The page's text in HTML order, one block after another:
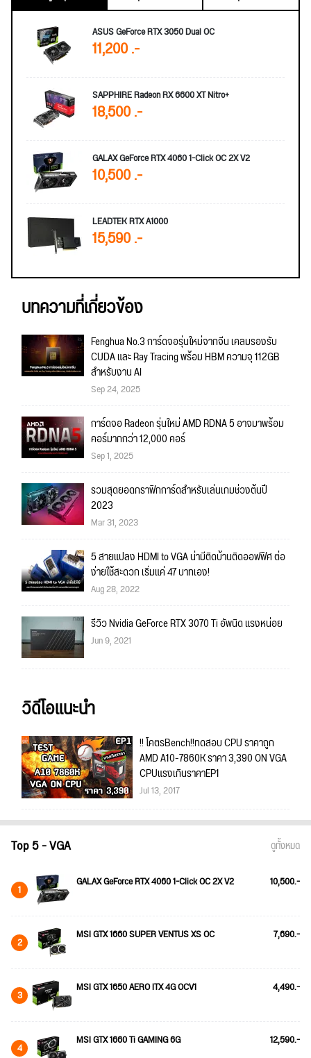
ASUS GeForce RTX 3050 Dual OC
11,200 .-
SAPPHIRE Radeon RX 6600 XT Nitro+
18,500 .-
GALAX GeForce RTX 4060 1-Click OC 2X V2
10,500 .-
LEADTEK RTX A1000
15,590 .-
บทความที่เกี่ยวข้อง
Fenghua No.3 การ์ดจอรุ่นใหม่จากจีน เคลมรองรับ
CUDA และ Ray Tracing พร้อม HBM ความจุ 112GB
สำหรับงาน AI
Sep 24, 2025
การ์ดจอ Radeon รุ่นใหม่ AMD RDNA 5 อาจมาพร้อม
คอร์มากกว่า 12,000 คอร์
Sep 1, 2025
รวมสุดยอดกราฟิกการ์ดสำหรับเล่นเกมช่วงต้นปี
2023
Mar 31, 2023
5 สายแปลง HDMI to VGA น่ามีติดบ้านติดออฟฟิศ ต่อ
ง่ายใช้สะดวก เริ่มแค่ 47 บาทเอง!
Aug 28, 2022
รีวิว Nvidia GeForce RTX 3070 Ti อัพนิด แรงหน่อย
Jun 9, 2021
วิดีโอแนะนำ
!! โคตรBench!!ทดสอบ CPU ราคาถูก
AMD A10-7860K ราคา 3,390 ON VGA
CPUแรงเกินราคาEP1
Jul 13, 2017
Top 5 - VGA ดูทั้งหมด
1 GALAX GeForce RTX 4060 1-Click OC 2X V2 10,500.-
2 MSI GTX 1660 SUPER VENTUS XS OC 7,690.-
3 MSI GTX 1650 AERO ITX 4G OCV1 4,490.-
4 MSI GTX 1660 Ti GAMING 6G 12,590.-